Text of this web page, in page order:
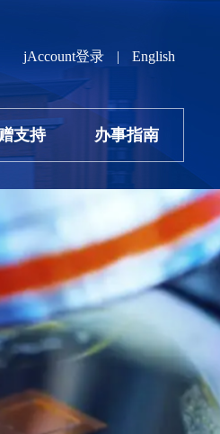
jAccount登录 | English
支持 办事指南